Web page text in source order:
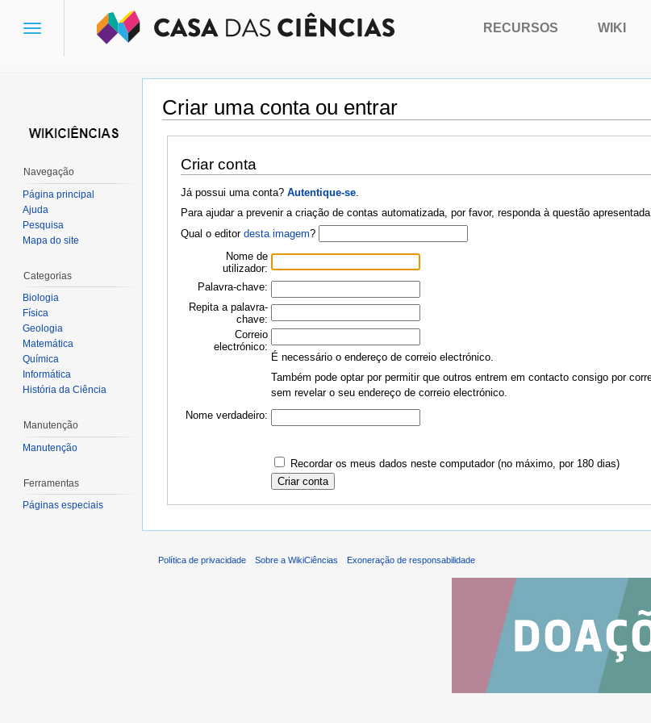
Criar uma conta ou entrar
Ir para:navegação,pesquisa
Criar conta
Já possui uma conta? Autentique-se.
Para ajudar a prevenir a criação de contas automatizada, por favor, responda à questão
Qual o editor desta imagem?
Nome de
utilizador:
Palavra-chave:
Repita a palavra-
chave:
Correio
electrónico:
É necessário o endereço de correio electrónico.
Também pode optar por permitir que outros entrem em contacto consigo por
sem revelar o seu endereço de correio electrónico.
Nome verdadeiro:
Recordar os meus dados neste computador (no máximo, por 180 dias)
Toggle
RECURSOS WIKI
Navegação
Página principal
Ajuda
Pesquisa
Mapa do site
Categorias
Biologia
Física
Geologia
Matemática
Química
Informática
História da Ciência
Manutenção
Manutenção
Ferramentas
Páginas especiais
Política de privacidade Sobre a WikiCiências Exoneração de responsabilidade